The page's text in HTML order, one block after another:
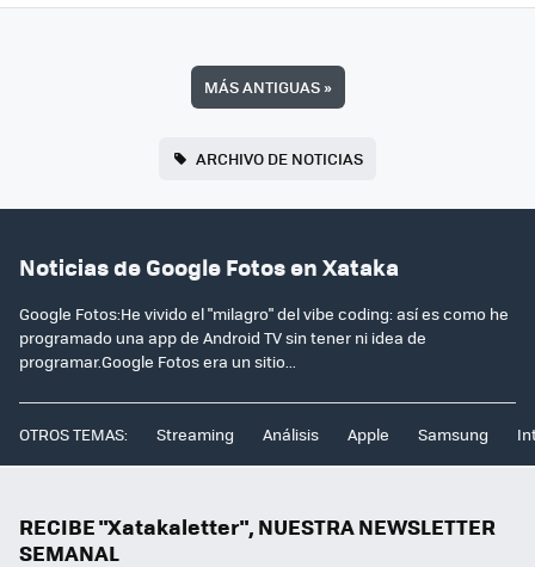
MÁS ANTIGUAS»
ARCHIVO DE NOTICIAS
Noticias de Google Fotos en Xataka
Google Fotos:He vivido el "milagro" del vibe coding: así es como he
programado una app de Android TV sin tener ni idea de
programar.Google Fotos era un sitio...
OTROS TEMAS: Streaming Análisis Apple Samsung
RECIBE "Xatakaletter", NUESTRA NEWSLETTER
SEMANAL